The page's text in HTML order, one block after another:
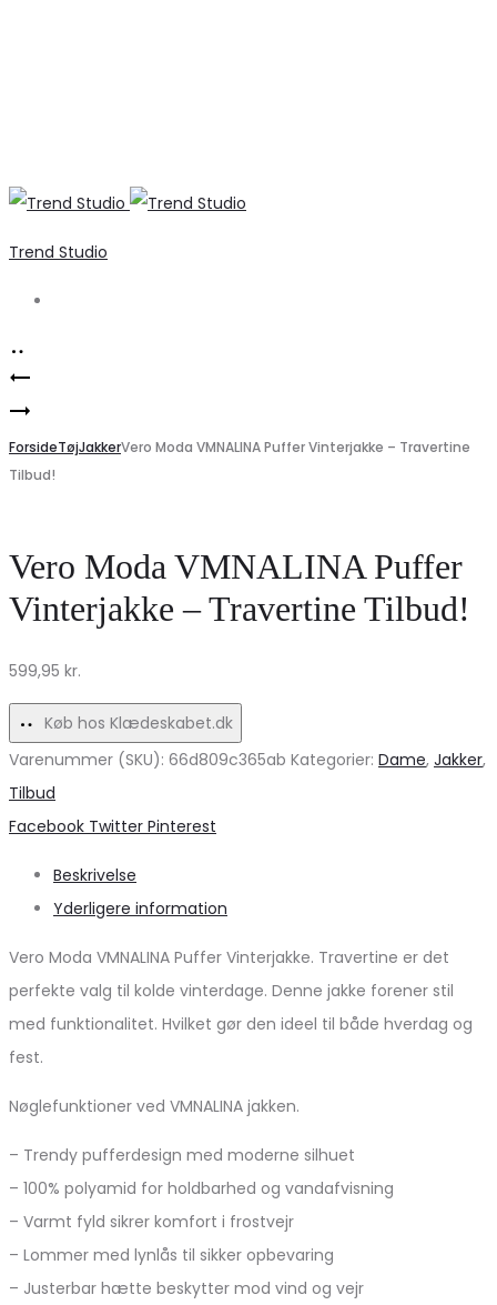
Trend Studio
Product
navigation
Bluse
til
Tidløs
Stil
Komfort
Marta
Du
Chateau
Hvid
blomsterdetaljer
ForsideTøjJakkerVero Moda VMNALINA Puffer Vinterjakke – Travertine
Tilbud!
Vero Moda VMNALINA Puffer
Vinterjakke – Travertine Tilbud!
599,95 kr.
Køb hos Klædeskabet.dk
Varenummer (SKU): 66d809c365ab Kategorier: Dame, Jakker,
Tilbud
Share
Facebook Twitter Pinterest
Beskrivelse
Yderligere information
Vero Moda VMNALINA Puffer Vinterjakke. Travertine er det
perfekte valg til kolde vinterdage. Denne jakke forener stil
med funktionalitet. Hvilket gør den ideel til både hverdag og
fest.
Nøglefunktioner ved VMNALINA jakken.
– Trendy pufferdesign med moderne silhuet
– 100% polyamid for holdbarhed og vandafvisning
– Varmt fyld sikrer komfort i frostvejr
– Lommer med lynlås til sikker opbevaring
– Justerbar hætte beskytter mod vind og vejr